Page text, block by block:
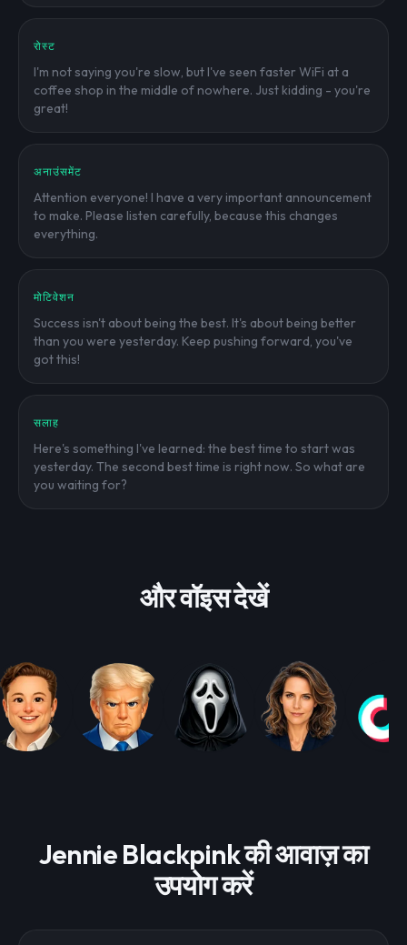
रोस्ट
I'm not saying you're slow, but I've seen faster WiFi at a
coffee shop in the middle of nowhere. Just kidding - you're
great!
अनाउंसमेंट
Attention everyone! I have a very important announcement
to make. Please listen carefully, because this changes
everything.
मोटिवेशन
Success isn't about being the best. It's about being better
than you were yesterday. Keep pushing forward, you've
got this!
सलाह
Here's something I've learned: the best time to start was
yesterday. The second best time is right now. So what are
you waiting for?
और वॉइस देखें
Jennie Blackpink की आवाज़ का
उपयोग करें